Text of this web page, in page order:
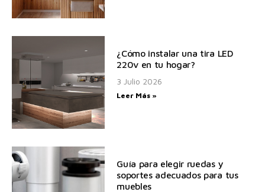
¿Cómo instalar una tira LED
220v en tu hogar?
3 Julio 2026
Leer Más »
Guía para elegir ruedas y
soportes adecuados para tus
muebles